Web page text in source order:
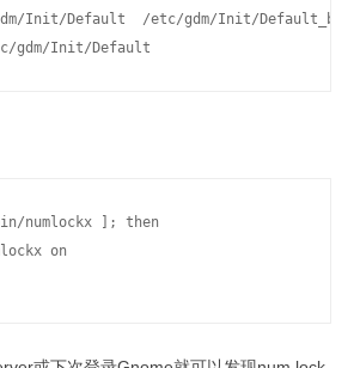
Init/Default  /etc/gdm/Init/
numlockx ]; then
on